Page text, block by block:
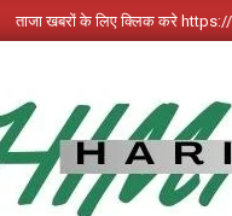
ताजा खबरों के लिए क्लिक करे